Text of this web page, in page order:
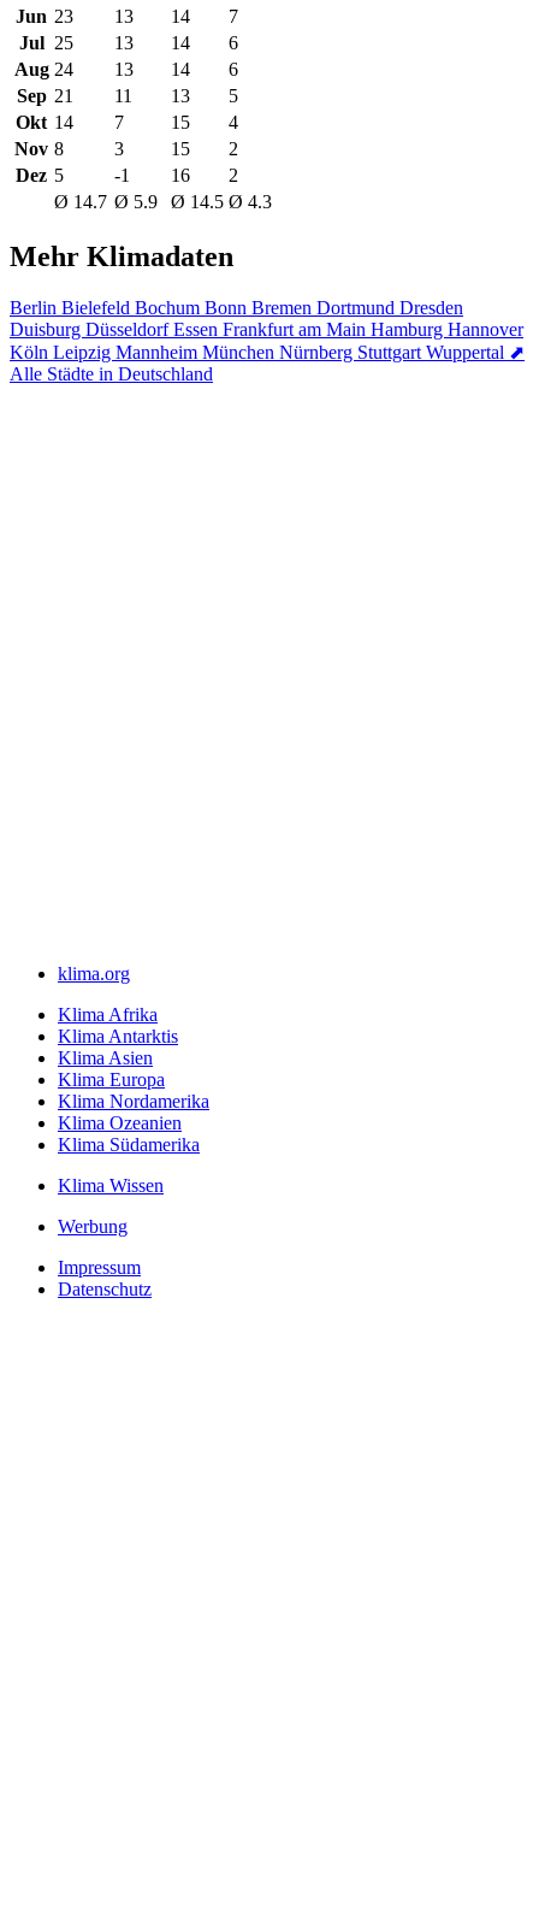
Jun 23 13 14
7
Jul 25 13 14
6
Aug 24 13 14
6
Sep 21 11 13
5
Okt 14 7 15
4
Nov 8 3 15
2
Dez 5 -1 16
2
Ø 14.7 Ø 5.9 Ø 14.5 Ø 4.3
Mehr Klimadaten
Berlin Bielefeld Bochum Bonn Bremen Dortmund Dresden
Duisburg DüsseldorfEssen Frankfurt am Main Hamburg Hannover
Köln Leipzig Mannheim München Nürnberg Stuttgart Wuppertal ⬈
Alle Städte in Deutschland
klima.org
Klima Afrika
Klima Antarktis
Klima Asien
Klima Europa
Klima Nordamerika
Klima Ozeanien
Klima Südamerika
Klima Wissen
Werbung
Impressum
Datenschutz